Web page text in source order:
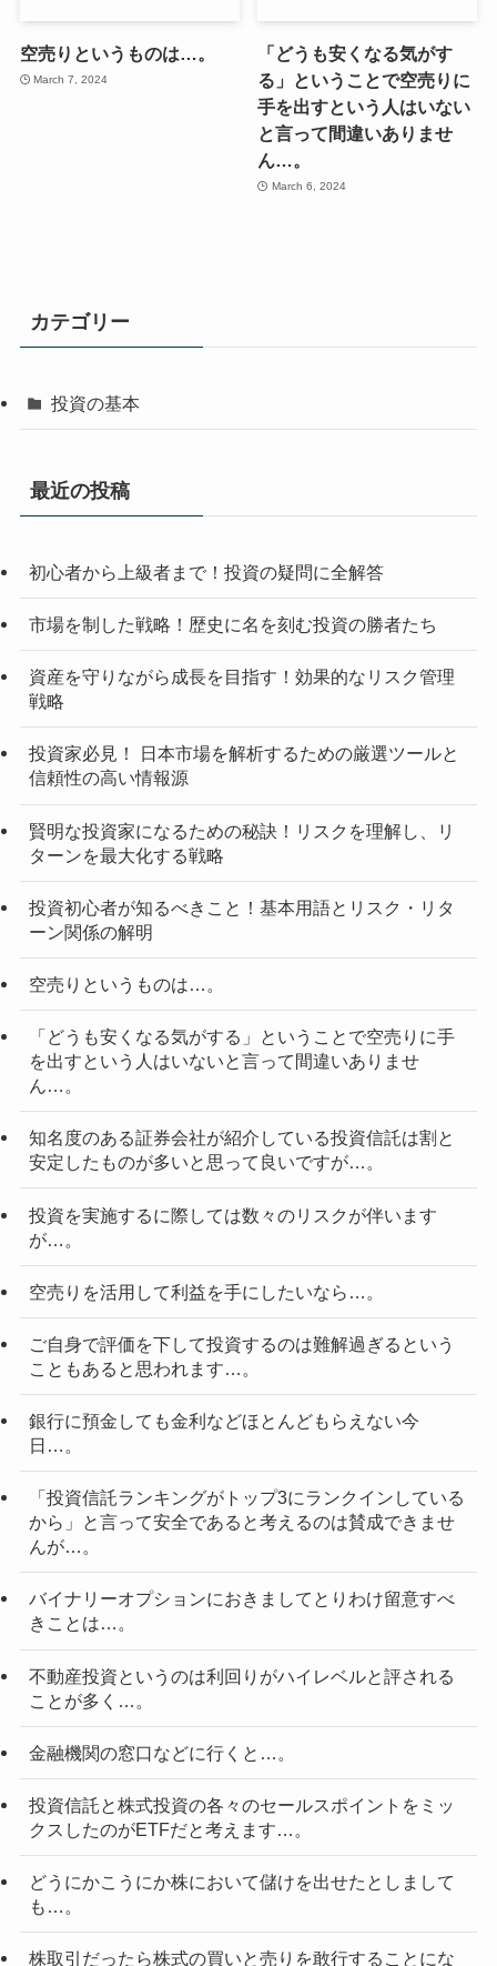
空売りというものは…。
March 7, 2024
「どうも安くなる気がす
る」ということで空売りに
手を出すという人はいない
と言って間違いありませ
ん…。
March 6, 2024
カテゴリー
投資の基本
最近の投稿
初心者から上級者まで！投資の疑問に全解答
市場を制した戦略！歴史に名を刻む投資の勝者たち
資産を守りながら成長を目指す！効果的なリスク管理
戦略
投資家必見！ 日本市場を解析するための厳選ツールと
信頼性の高い情報源
賢明な投資家になるための秘訣！リスクを理解し、リ
ターンを最大化する戦略
投資初心者が知るべきこと！基本用語とリスク・リタ
ーン関係の解明
空売りというものは…。
「どうも安くなる気がする」ということで空売りに手
を出すという人はいないと言って間違いありませ
ん…。
知名度のある証券会社が紹介している投資信託は割と
安定したものが多いと思って良いですが…。
投資を実施するに際しては数々のリスクが伴います
が…。
空売りを活用して利益を手にしたいなら…。
ご自身で評価を下して投資するのは難解過ぎるという
こともあると思われます…。
銀行に預金しても金利などほとんどもらえない今
日…。
「投資信託ランキングがトップ3にランクインしている
から」と言って安全であると考えるのは賛成できませ
んが…。
バイナリーオプションにおきましてとりわけ留意すべ
きことは…。
不動産投資というのは利回りがハイレベルと評される
ことが多く…。
金融機関の窓口などに行くと…。
投資信託と株式投資の各々のセールスポイントをミッ
クスしたのがETFだと考えます…。
どうにかこうにか株において儲けを出せたとしまして
も…。
株取引だったら株式の買いと売りを敢行することにな